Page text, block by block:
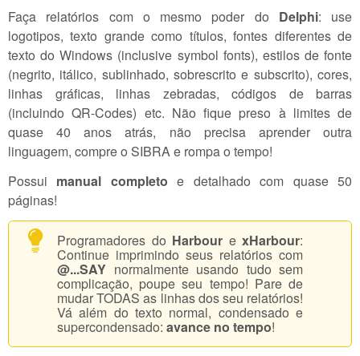
Faça relatórios com o mesmo poder do Delphi: use
logotipos, texto grande como títulos, fontes diferentes de
texto do Windows (inclusive symbol fonts), estilos de fonte
(negrito, itálico, sublinhado, sobrescrito e subscrito), cores,
linhas gráficas, linhas zebradas, códigos de barras
(incluindo QR-Codes) etc. Não fique preso à limites de
quase 40 anos atrás, não precisa aprender outra
linguagem, compre o SIBRA e rompa o tempo!
Possui manual completo e detalhado com quase 50
páginas!
Programadores do Harbour e xHarbour:
Continue imprimindo seus relatórios com
@...SAY normalmente usando tudo sem
complicação, poupe seu tempo! Pare de
mudar TODAS as linhas dos seu relatórios!
Vá além do texto normal, condensado e
supercondensado: avance no tempo!